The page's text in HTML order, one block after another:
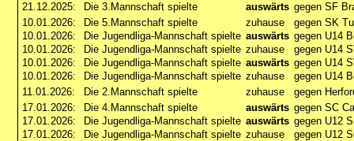
21.12.2025:
Die 3.Mannschaft spielte auswärts gegen SF
10.01.2026:
Die 5.Mannschaft spielte zuhause
gegen SK
10.01.2026:
Die Jugendliga-Mannschaft spielte auswärts gegen U14
10.01.2026:
Die Jugendliga-Mannschaft spielte zuhause
gegen U14
10.01.2026:
Die Jugendliga-Mannschaft spielte auswärts gegen U14
10.01.2026:
Die Jugendliga-Mannschaft spielte zuhause
gegen U14
11.01.2026:
Die 2.Mannschaft spielte zuhause
gegen
17.01.2026:
Die 4.Mannschaft spielte auswärts gegen SC
17.01.2026:
Die Jugendliga-Mannschaft spielte auswärts gegen U12
17.01.2026:
Die Jugendliga-Mannschaft spielte zuhause
gegen U12